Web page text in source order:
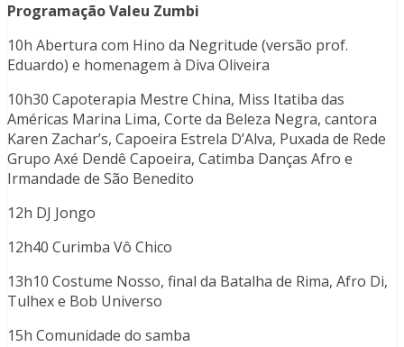
Programação Valeu Zumbi
10h Abertura com Hino da Negritude (versão prof.
Eduardo) e homenagem à Diva Oliveira
10h30 Capoterapia Mestre China, Miss Itatiba das
Américas Marina Lima, Corte da Beleza Negra, cantora
Karen Zachar’s, Capoeira Estrela D’Alva, Puxada de Rede
Grupo Axé Dendê Capoeira, Catimba Danças Afro e
Irmandade de São Benedito
12h DJ Jongo
12h40 Curimba Vô Chico
13h10 Costume Nosso, final da Batalha de Rima, Afro Di,
Tulhex e Bob Universo
15h Comunidade do samba